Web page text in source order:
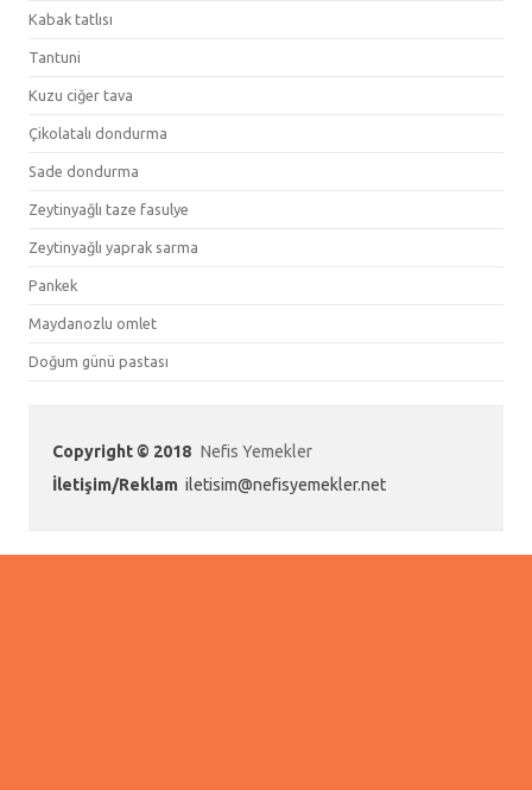
Kabak tatlısı
Tantuni
Kuzu ciğer tava
Çikolatalı dondurma
Sade dondurma
Zeytinyağlı taze fasulye
Zeytinyağlı yaprak sarma
Pankek
Maydanozlu omlet
Doğum günü pastası
Copyright © 2018 Nefis Yemekler
İletişim/Reklam iletisim@nefisyemekler.net